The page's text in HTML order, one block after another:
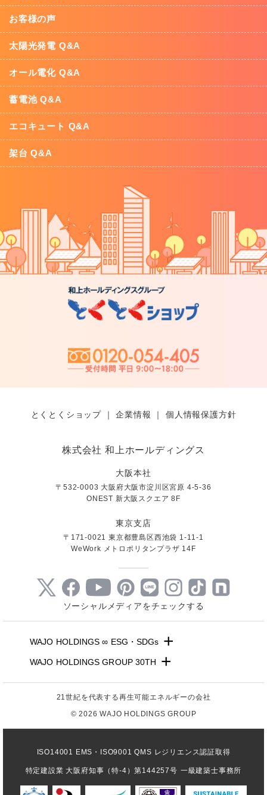
お客様の声
太陽光発電 Q&A
オール電化 Q&A
蓄電池 Q&A
エコキュート Q&A
架台 Q&A
とくとくショップ｜企業情報 ｜ 個人情報保護方針
株式会社 和上ホールディングス
大阪本社
〒532-0003 大阪府大阪市淀川区宮原 4-5-36
ONEST 新大阪スクエア 8F
東京支店
〒171-0021 東京都豊島区西池袋 1-11-1
WeWork メトロポリタンプラザ 14F
ソーシャルメディアをチェックする
WAJO HOLDINGS ∞ ESG・SDGs +
新サービスサイト
- 高圧太陽光発電所の買取
- FIP転換と蓄電池の増設
- パワコン交換とリパワリング
- 発電所のパネル 撤去・解体・処分
WAJO HOLDINGS GROUP 30TH +
太陽光投資サイト
- 収益性が高い系統用蓄電池
- 仲介業者を挟まない買取販売直売店
- 太陽光発電所の購入売却
- 今から始める太陽光投資
- 太陽光発電所の売却査定
21世紀を代表する再生可能エネルギーの会社
© 2026 WAJO HOLDINGS GROUP
ISO14001 EMS・ISO9001 QMS レジリエンス認証取得
特定建設業 大阪府知事（特-4）第144257号 一級建築士事務所